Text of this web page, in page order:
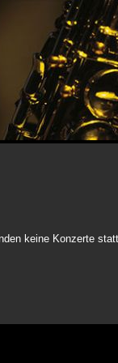
keine Konzerte